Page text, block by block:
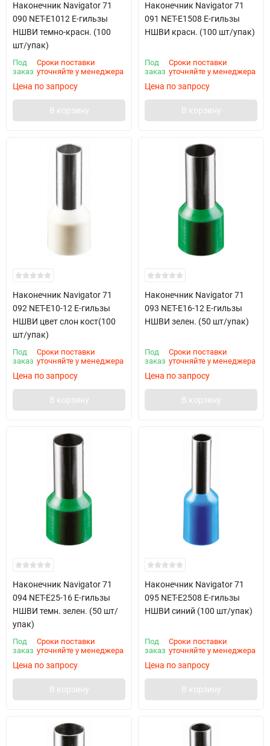
Наконечник Navigator 71
090 NET-E1012 Е-гильзы
НШВИ темно-красн. (100
шт/упак)
Под
заказ
Сроки поставки
уточняйте у менеджера
Цена по запросу
В корзину
Наконечник Navigator 71
091 NET-E1508 Е-гильзы
НШВИ красн. (100 шт/упак)
Под
заказ
Сроки поставки
уточняйте у менеджера
Цена по запросу
В корзину
Наконечник Navigator 71
092 NET-E10-12 Е-гильзы
НШВИ цвет слон кост(100
шт/упак)
Под
заказ
Сроки поставки
уточняйте у менеджера
Цена по запросу
В корзину
Наконечник Navigator 71
093 NET-E16-12 Е-гильзы
НШВИ зелен. (50 шт/упак)
Под
заказ
Сроки поставки
уточняйте у менеджера
Цена по запросу
В корзину
Наконечник Navigator 71
094 NET-E25-16 Е-гильзы
НШВИ темн. зелен. (50 шт/
упак)
Под
заказ
Сроки поставки
уточняйте у менеджера
Цена по запросу
В корзину
Наконечник Navigator 71
095 NET-E2508 Е-гильзы
НШВИ синий (100 шт/упак)
Под
заказ
Сроки поставки
уточняйте у менеджера
Цена по запросу
В корзину